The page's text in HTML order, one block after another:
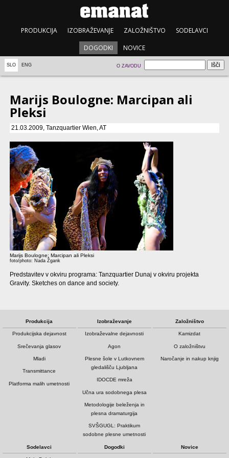
PRODUKCIJA IZOBRAŽEVANJE ZALOŽNIŠTVO SODELAVCI
DOGODKI NOVICE
SLO ENG O ZAVODU
Marijs Boulogne: Marcipan ali
Pleksi
21.03.2009, Tanzquartier Wien, AT
Marijs Boulogne: Marcipan ali Pleksi
foto/photo: Nada Žgank
Predstavitev v okviru programa: Tanzquartier Dunaj v okviru projekta
Gravity. Sketches on dance and society.
Produkcija
Produkcijska dejavnost
Srečevanja glasov
Mladi
Transmittance
Platforma malih umetnosti
Izobraževanje
Izobraževalne dejavnosti
Agon
Plesne šole v Lutkovnem
gledališču Ljubljana
IDOCDE mreža
Učna ura sodobnega plesa
Metodologije beleženja in
plesna dramaturgija
SVŠGUGL: Praktikum
sodobne plesne umetnosti
Založništvo
Kamizdat
O založništvu
Naročanje in nakup knjig
Sodelavci Dogodki Novice